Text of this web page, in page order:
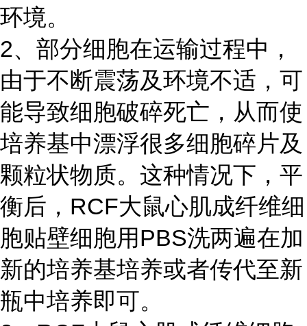
环境。
2、部分细胞在运输过程中，
由于不断震荡及环境不适，可
能导致细胞破碎死亡，从而使
培养基中漂浮很多细胞碎片及
颗粒状物质。这种情况下，平
衡后，RCF大鼠心肌成纤维细
胞贴壁细胞用PBS洗两遍在加
新的培养基培养或者传代至新
瓶中培养即可。